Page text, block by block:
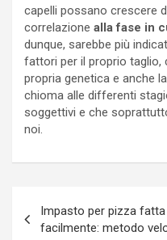
capelli possano crescere
correlazione alla fase in
dunque, sarebbe più
fattori per il proprio taglio,
propria genetica e anche
chioma alle differenti
soggettivi e che
noi.
articoli
Impasto per pizza
facilmente: metodo